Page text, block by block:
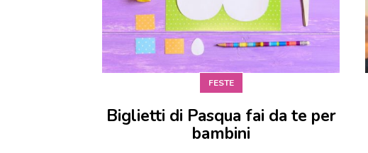
FESTE
Biglietti di Pasqua fai da te per
bambini